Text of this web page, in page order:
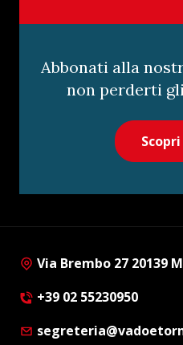
Abbonati alla
non perderti
Via Brembo 27 20139
+39 02 55230950